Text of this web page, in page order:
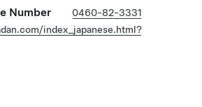
Number
0460-82-3331
index_japanese.html?